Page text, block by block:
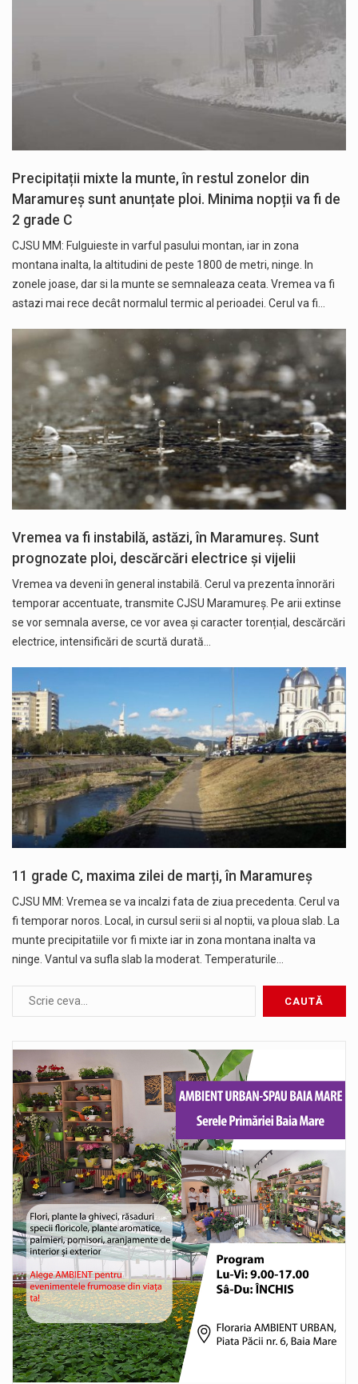
Precipitații mixte la munte, în restul zonelor din
Maramureș sunt anunțate ploi. Minima nopții va fi de
2 grade C
CJSU MM: Fulguieste in varful pasului montan, iar in zona
montana inalta, la altitudini de peste 1800 de metri, ninge. In
zonele joase, dar si la munte se semnaleaza ceata. Vremea va fi
astazi mai rece decât normalul termic al perioadei. Cerul va fi…
Vremea va fi instabilă, astăzi, în Maramureș. Sunt
prognozate ploi, descărcări electrice și vijelii
Vremea va deveni în general instabilă. Cerul va prezenta înnorări
temporar accentuate, transmite CJSU Maramureș. Pe arii extinse
se vor semnala averse, ce vor avea și caracter torențial, descărcări
electrice, intensificări de scurtă durată…
11 grade C, maxima zilei de marți, în Maramureș
CJSU MM: Vremea se va incalzi fata de ziua precedenta. Cerul va
fi temporar noros. Local, in cursul serii si al noptii, va ploua slab. La
munte precipitatiile vor fi mixte iar in zona montana inalta va
ninge. Vantul va sufla slab la moderat. Temperaturile…